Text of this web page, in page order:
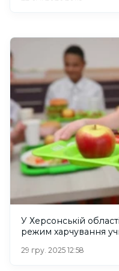
У Херсонській
режим харчування
29 гру. 2025 12:58